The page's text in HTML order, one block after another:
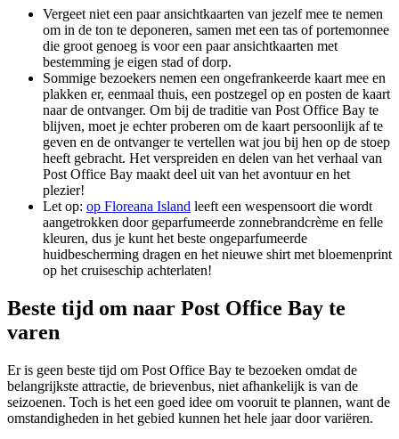
Vergeet niet een paar ansichtkaarten van jezelf mee te nemen
om in de ton te deponeren, samen met een tas of portemonnee
die groot genoeg is voor een paar ansichtkaarten met
bestemming je eigen stad of dorp.
Sommige bezoekers nemen een ongefrankeerde kaart mee en
plakken er, eenmaal thuis, een postzegel op en posten de kaart
naar de ontvanger. Om bij de traditie van Post Office Bay te
blijven, moet je echter proberen om de kaart persoonlijk af te
geven en de ontvanger te vertellen wat jou bij hen op de stoep
heeft gebracht. Het verspreiden en delen van het verhaal van
Post Office Bay maakt deel uit van het avontuur en het
plezier!
Let op: op Floreana Island leeft een wespensoort die wordt
aangetrokken door geparfumeerde zonnebrandcrème en felle
kleuren, dus je kunt het beste ongeparfumeerde
huidbescherming dragen en het nieuwe shirt met bloemenprint
op het cruiseschip achterlaten!
Beste tijd om naar Post Office Bay te
varen
Er is geen beste tijd om Post Office Bay te bezoeken omdat de
belangrijkste attractie, de brievenbus, niet afhankelijk is van de
seizoenen. Toch is het een goed idee om vooruit te plannen, want de
omstandigheden in het gebied kunnen het hele jaar door variëren.